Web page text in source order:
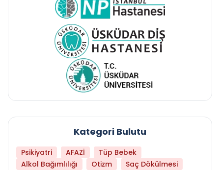
Kategori Bulutu
Psikiyatri AFAZİ
Tüp Bebek
Alkol Bağımlılığı
Otizm
Saç Dökülmesi